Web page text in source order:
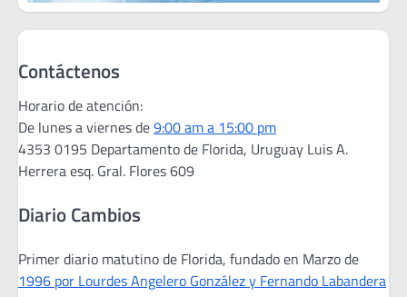
Contáctenos
Horario de atención:
De lunes a viernes de9:00 am a 15:00 pm
4353 0195 Departamento de Florida, Uruguay Luis A.
Herrera esq. Gral. Flores 609
Diario Cambios
Primer diario matutino de Florida, fundado en Marzo de
1996 por Lourdes Angelero González y Fernando Labandera